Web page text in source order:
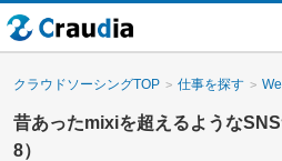
クラウドソーシングTOP 仕事を探す
昔あったmixiを超えるような
8）